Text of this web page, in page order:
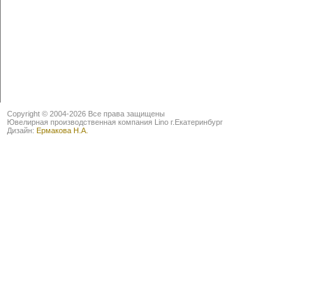
Copyright © 2004-2026 Все права защищены
Ювелирная производственная компания Lino г.Екатеринбург
Дизайн: Ермакова Н.А.